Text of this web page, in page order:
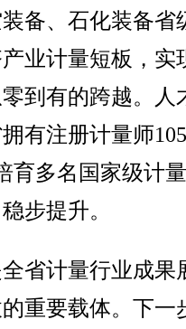
备、石化装备省
业计量短板，实
到有的跨越。人
有注册计量师
育多名国家级计
步提升。
计量行业成果
重要载体。下一